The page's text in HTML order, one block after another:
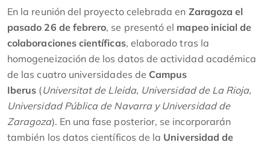
En la reunión del proyecto celebrada en Zaragoza el
pasado 26 de febrero, se presentó el mapeo inicial de
colaboraciones científicas, elaborado tras la
homogeneización de los datos de actividad académica
de las cuatro universidades de Campus
Iberus (Universitat de Lleida, Universidad de La Rioja,
Universidad Pública de Navarra y Universidad de
Zaragoza). En una fase posterior, se incorporarán
también los datos científicos de la Universidad de